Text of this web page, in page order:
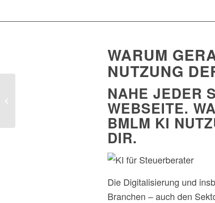
WARUM
NUTZUNG
NAHE JEDER
WEBSEITE.
BMLM KI
DIR.
Die Digitalisierung und
Branchen – auch den